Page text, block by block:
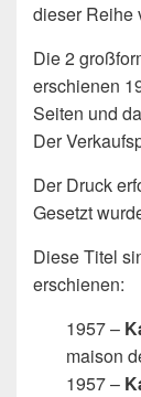
dieser Reihe
Die 2
erschienen
Seiten und
Der
Der Druck
Gesetzt
Diese Titel
erschienen:
1957 –
maison
1957 –